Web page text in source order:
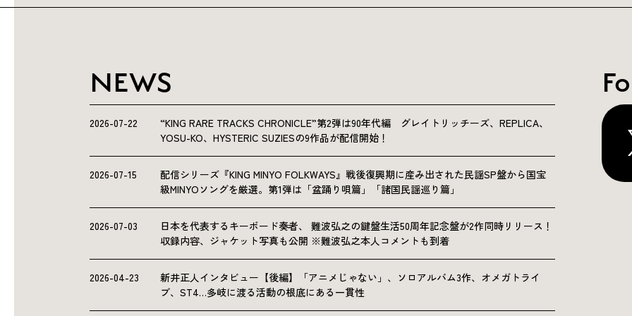
NEWS
2026-07-22
“KING RARE TRACKS CHRONICLE”第2弾は90年代編 グレイトリッチーズ、REPLICA、
YOSU-KO、HYSTERIC SUZIESの9作品が配信開始！
2026-07-15
配信シリーズ『KING MINYO FOLKWAYS』戦後復興期に産み出された民謡SP盤から国宝
級MINYOソングを厳選。第1弾は「盆踊り唄篇」「諸国民謡巡り篇」
2026-07-03
日本を代表するキーボード奏者、 難波弘之の鍵盤生活50周年記念盤が2作同時リリース！
収録内容、ジャケット写真も公開 ※難波弘之本人コメントも到着
2026-04-23
新井正人インタビュー【後編】「アニメじゃない」、ソロアルバム3作、オメガトライ
ブ、ST4…多岐に渡る活動の根底にある一貫性